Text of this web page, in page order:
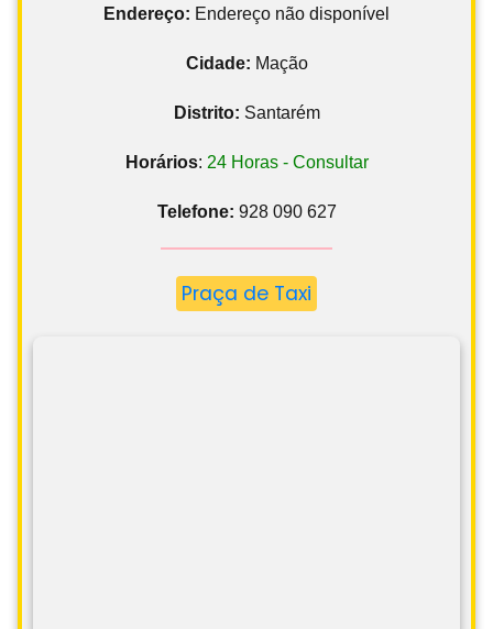
Endereço: Endereço não disponível
Cidade: Mação
Distrito: Santarém
Horários: 24 Horas - Consultar
Telefone: 928 090 627
Praça de Taxi